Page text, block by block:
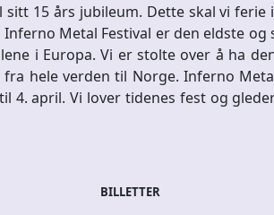
15 års jubileum. Dette skal vi
Metal Festival er den eldste
i Europa. Vi er stolte over å ha
hele verden til Norge. Inferno
4. april. Vi lover tidenes fest og
BILLETTER